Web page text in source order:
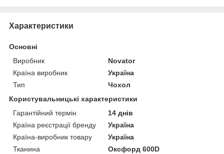
Характеристики
Основні
Виробник
Novator
Країна виробник
Україна
Тип
Чохол
Користувальницькі характеристики
Гарантійний термін
14 днів
Країна реєстрації бренду
Україна
Країна-виробник товару
Україна
Тканина
Оксфорд 600D